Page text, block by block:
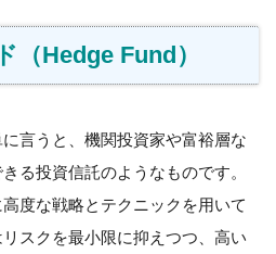
（Hedge Fund）
言うと、機関投資家や富裕層な
る投資信託のようなものです。
度な戦略とテクニックを用いて
スクを最小限に抑えつつ、高い